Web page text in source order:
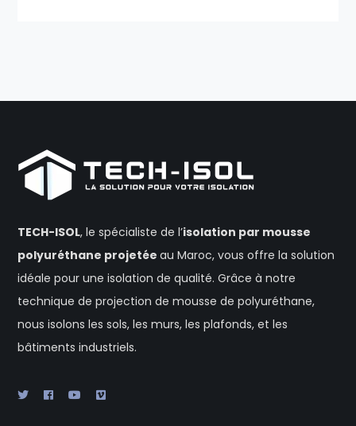
TECH-ISOL, le spécialiste de l’isolation par mousse
polyuréthane projetéeau Maroc, vous offre la solution
idéale pour une isolation de qualité. Grâce à notre
technique de projection de mousse de polyuréthane,
nous isolons les sols, les murs, les plafonds, et les
bâtiments industriels.